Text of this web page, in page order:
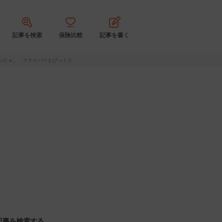
記事を検索 保険比較 記事を書く
ｗ」「スナイパーもびっくり」